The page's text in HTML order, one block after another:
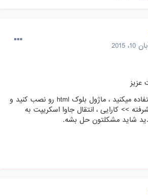
10، 2015
اگه از نسخه 1.6.0.14 استفاده میکنید ، ماژول بلوک html رو نصب کنید و
>> کارایی ، انتقال جاوا اسکریپت به
شاید مشکلتون حل بشه.